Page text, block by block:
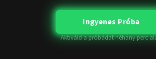
Ingyenes Próba
Aktiváld a próbádat néhány perc